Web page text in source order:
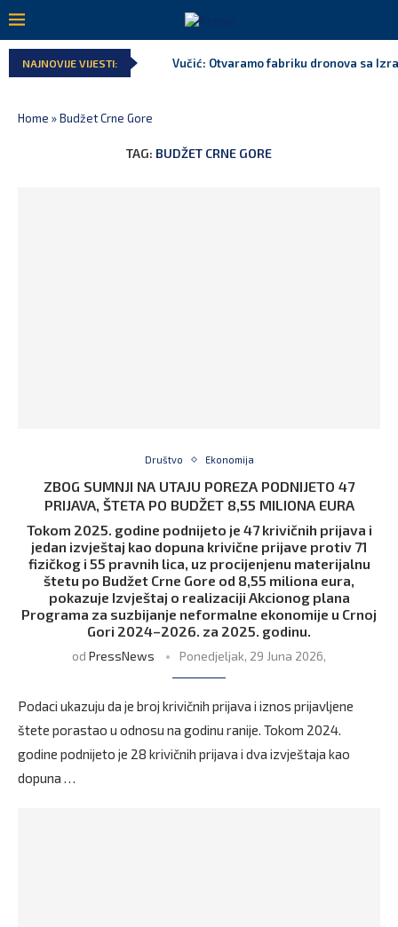
NAJNOVIJE VIJESTI: Vučić: Otvaramo fabriku dronova sa
Home »Budžet Crne Gore
TAG: BUDŽET CRNE GORE
Društvo Ekonomija
ZBOG SUMNJI NA UTAJU POREZA PODNIJETO 47
PRIJAVA, ŠTETA PO BUDŽET 8,55 MILIONA EURA
Tokom 2025. godine podnijeto je 47 krivičnih prijava i
jedan izvještaj kao dopuna krivične prijave protiv 71
fizičkog i 55 pravnih lica, uz procijenjenu materijalnu
štetu po Budžet Crne Gore od 8,55 miliona eura,
pokazuje Izvještaj o realizaciji Akcionog plana
Programa za suzbijanje neformalne ekonomije u Crnoj
Gori 2024–2026. za 2025. godinu.
od PressNews Ponedjeljak, 29 Juna 2026,
Podaci ukazuju da je broj krivičnih prijava i iznos prijavljene
štete porastao u odnosu na godinu ranije. Tokom 2024.
godine podnijeto je 28 krivičnih prijava i dva izvještaja kao
dopuna …